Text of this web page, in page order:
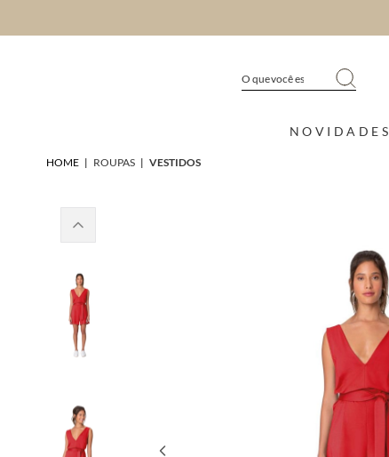
NOVIDADES
HOME | ROUPAS | VESTIDOS